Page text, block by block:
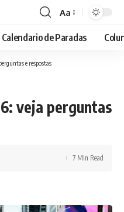
Font
Resizer
Aa
Calendario de Paradas
e respostas
veja perguntas
7 Min Read